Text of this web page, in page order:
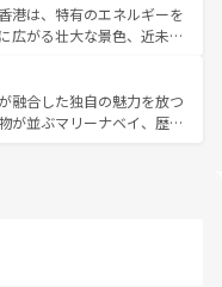
を訪れてもあたたかい人々
きっと忘れられない旅にな
プーケットやクラビの美し
むことができる。タイ料理
の季節にも異なる楽しみ
イの人々、仏教を中心とし
が、訪れる旅人を魅了し続
港は、特有のエネルギーを
広がる壮大な景色、近未来
。観光スポットが密集し
れるのも魅力。息をのむよ
、香港を存分に楽しみ尽く
融合した独自の魅力を放つ
が並ぶマリーナベイ、歴史
しめる外せないスポット